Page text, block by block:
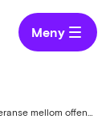
Meny
Dialogkonferanse mellom offentlige byggherrer og leverandører i små og mellomstore distriktskommuner i Trøndelag